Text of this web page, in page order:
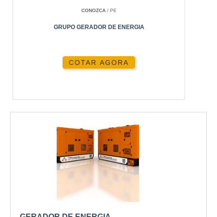
Tamanho e peso do gerador
Facilidade de uso e manutenção
Custo-benefício
Visite nossa página para mais orientações sobre
Preço Gerador de Energia.
CONOZCA/ PE
GRUPO GERADOR DE ENERGIA
COTAR AGORA